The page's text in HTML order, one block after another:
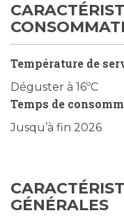
Température de
Déguster à 16ºC
Temps de
Jusqu’à fin 2026
GÉNÉRALES